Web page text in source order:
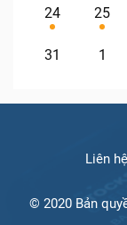
24 25
31 1
Liên hệ
© 2020 Bản